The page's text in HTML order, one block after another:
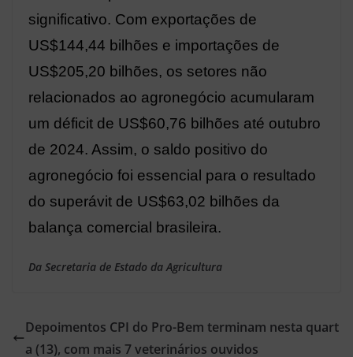
significativo. Com exportações de
US$144,44 bilhões e importações de
US$205,20 bilhões, os setores não
relacionados ao agronegócio acumularam
um déficit de US$60,76 bilhões até outubro
de 2024. Assim, o saldo positivo do
agronegócio foi essencial para o resultado
do superávit de US$63,02 bilhões da
balança comercial brasileira.
Da Secretaria de Estado da Agricultura
Depoimentos CPI do Pro-Bem terminam nesta quart
a (13), com mais 7 veterinários ouvidos